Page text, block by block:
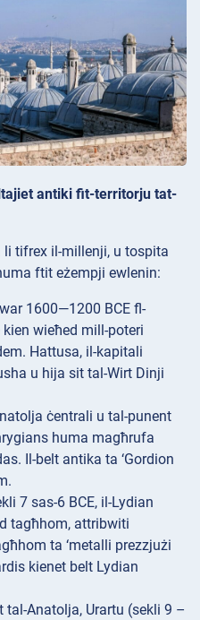
antiki fit-territorju tat-
li tifrex il-millenji, u tospita
ftit eżempji ewlenin:
1600—1200 BCE fl-
wieħed mill-poteri
Hattusa, il-kapitali
u hija sit tal-Wirt Dinji
ċentrali u tal-punent
huma magħrufa
Il-belt antika ta ‘Gordion
7 sas-6 BCE, il-Lydian
tagħhom, attribwiti
ta ‘metalli prezzjużi
kienet belt Lydian
tal-Anatolja, Urartu (sekli 9 –